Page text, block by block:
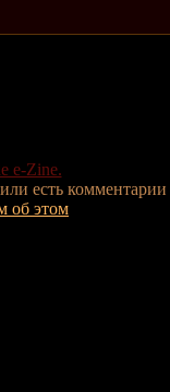
e-Zine.
есть комментарии
об этом